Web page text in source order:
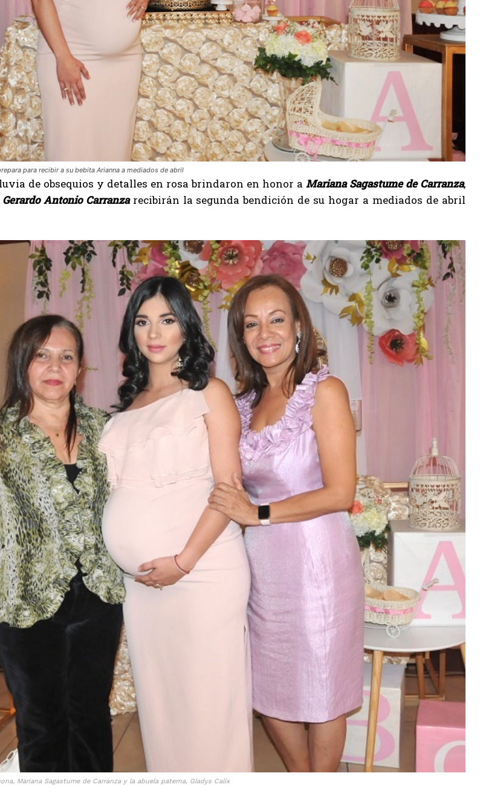
para recibir a su bebita Arianna a mediados de abril
de obsequios y detalles en rosa brindaron en honor a Mariana Sagastume de Carranza,
Gerardo Antonio Carranzarecibirán la segunda bendición de su hogar a mediados de abril
Mariana Sagastume de Carranza y la abuela paterna, Gladys Calix